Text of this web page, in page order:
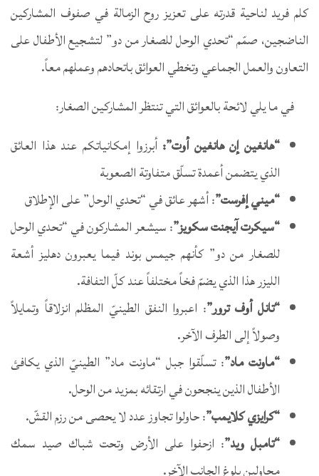
كلم فريد لناحية قدرته على تعزيز روح الزمالة في صفوف المشاركين
الناضجين، صمّم “تحدي الوحل للصغار من دو” لتشجيع الأطفال على
التعاون والعمل الجماعي وتخطي العوائق باتحادهم وعملهم معاً.
في ما يلي لائحة بالعوائق التي تنتظر المشاركين الصغار:
“هانغين إن هانغين أوت”: أبرزوا إمكانياتكم عند هذا العائق
الذي يتضمن أعمدة تسلّق متفاوتة الصعوبة
“ميني إفرست”: أشهر عائق في “تحدي الوحل” على الإطلاق
“سيكرت آيجنت سكويز”: سيشعر المشاركون في “تحدي الوحل
للصغار من دو” كأنهم جيمس بوند فيما يعبرون دهليز أشعة
الليزر هذا الذي يضمّ فخاً مختلفاً عند كلّ التفافة.
“تانل أوف ترور”: اعبروا النفق الطينيّ المظلم انزلاقاً وتمايلاً
وصولاً إلى الطرف الآخر.
“ماونت ماد”: تسلّقوا جبل “ماونت ماد” الطينيّ الذي يكافئ
الأطفال الذين ينجحون في ارتقائه بمزيد من الوحل.
“كرايزي كلايمب”: حاولوا تجاوز عدد لا يحصى من رزم القشّ.
“تامبل ويد”: ازحفوا على الأرض وتحت شباك صيد سمك
محاولين بلوغ الجانب الآخر.